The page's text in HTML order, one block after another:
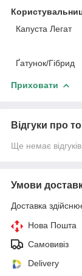
Капуста Легат
Ґатунок/Гібрид
Приховати
Відгуки про
Ще немає
Умови
Доставка
Нова Пошта
Самовивіз
Delivery